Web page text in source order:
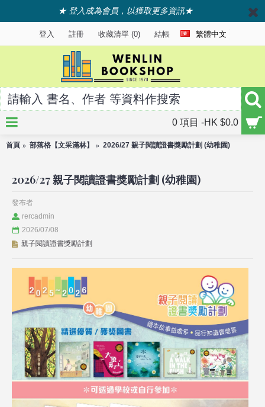
★ 登入成為會員，以獲取更多資訊★
登入 註冊 收藏清單 (0) 結帳 繁體中文
0 項目 -HK $0.0
首頁 部落格【文采滿林】 2026/27 親子閱讀證書獎勵計劃 (幼稚園)
2026/27 親子閱讀證書獎勵計劃 (幼稚園)
發布者
rercadmin
2026/07/08
親子閱讀證書獎勵計劃